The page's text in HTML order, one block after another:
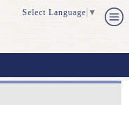
Select Language ▼